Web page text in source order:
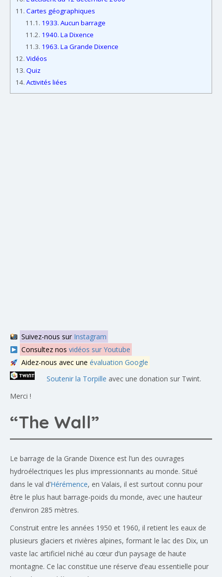
11. Cartes géographiques
11.1. 1933. Aucun barrage
11.2. 1940. La Dixence
11.3. 1963. La Grande Dixence
12. Vidéos
13. Quiz
14. Activités liées
Suivez-nous sur Instagram
Consultez nos vidéos sur Youtube
Aidez-nous avec une évaluation Google
Soutenir la Torpille avec une donation sur Twint.
Merci !
“The Wall”
Le barrage de la Grande Dixence est l’un des ouvrages
hydroélectriques les plus impressionnants au monde. Situé
dans le val d’Hérémence, en Valais, il est surtout connu pour
être le plus haut barrage-poids du monde, avec une hauteur
d’environ 285 mètres.
Construit entre les années 1950 et 1960, il retient les eaux de
plusieurs glaciers et rivières alpines, formant le lac des Dix, un
vaste lac artificiel niché au cœur d’un paysage de haute
montagne. Ce lac constitue une réserve d’eau essentielle pour